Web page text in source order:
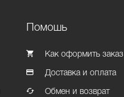
Помошь
Как оформить заказ
Доставка и оплата
Обмен и возврат